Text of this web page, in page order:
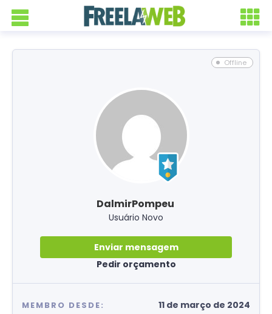
Offline
DalmirPompeu
Usuário Novo
Enviar mensagem
Pedir orçamento
MEMBRO DESDE: 11 de março de 2024